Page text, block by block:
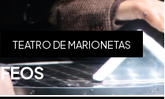
TEATRO DE MARIONETAS
FEOS